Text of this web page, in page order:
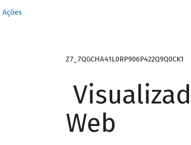
Ações
Z7_7QGCHA41L0RP906P422Q9Q0CK1
Web